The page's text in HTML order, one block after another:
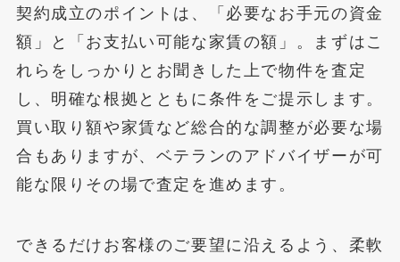
契約成立のポイントは、「必要なお手元の資金
額」と「お支払い可能な家賃の額」。まずはこ
れらをしっかりとお聞きした上で物件を査定
し、明確な根拠とともに条件をご提示します。
買い取り額や家賃など総合的な調整が必要な場
合もありますが、ベテランのアドバイザーが可
能な限りその場で査定を進めます。
できるだけお客様のご要望に沿えるよう、柔軟